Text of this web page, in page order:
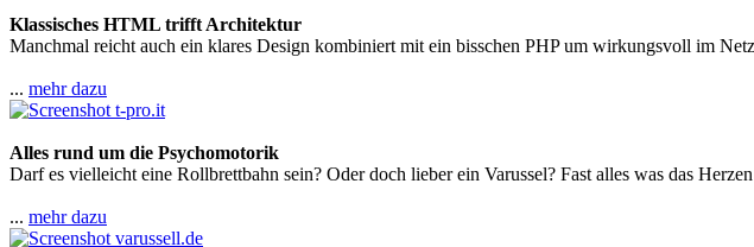
Klassisches HTML trifft Architektur
Manchmal reicht auch ein klares Design kombiniert mit ein bisschen PHP um wirkungsvoll im
... mehr dazu
Alles rund um die Psychomotorik
Darf es vielleicht eine Rollbrettbahn sein? Oder doch lieber ein Varussel? Fast alles was das
... mehr dazu